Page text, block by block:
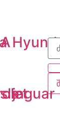
jaguar